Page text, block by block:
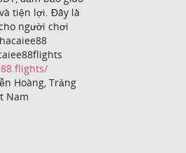
tiện lợi. Đây là
người chơi
Hoàng, Trảng
Nam